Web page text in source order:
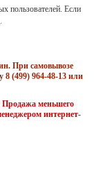
пользователей. Если
При самовывозе
8 (499) 964-48-13 или
Продажа меньшего
интернет-